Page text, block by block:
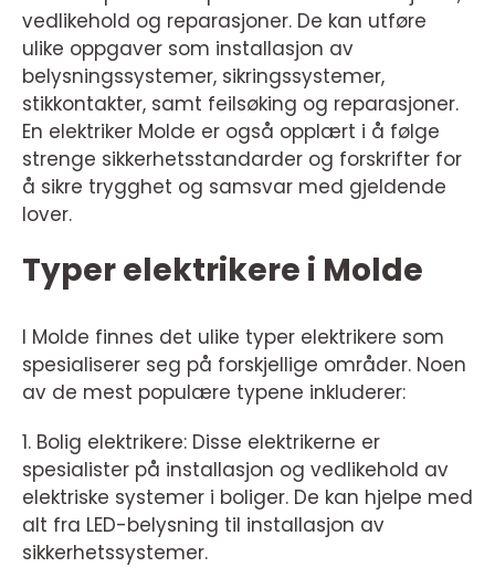
vedlikehold og reparasjoner. De kan utføre
ulike oppgaver som installasjon av
belysningssystemer, sikringssystemer,
stikkontakter, samt feilsøking og reparasjoner.
En elektriker Molde er også opplært i å følge
strenge sikkerhetsstandarder og forskrifter for
å sikre trygghet og samsvar med gjeldende
lover.
Typer elektrikere i Molde
I Molde finnes det ulike typer elektrikere som
spesialiserer seg på forskjellige områder. Noen
av de mest populære typene inkluderer:
1. Bolig elektrikere: Disse elektrikerne er
spesialister på installasjon og vedlikehold av
elektriske systemer i boliger. De kan hjelpe med
alt fra LED-belysning til installasjon av
sikkerhetssystemer.